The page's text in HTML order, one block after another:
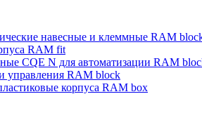
навесные и клеммные RAM
RAM fit
CQE N для автоматизации RAM
управления RAM block
корпуса RAM box